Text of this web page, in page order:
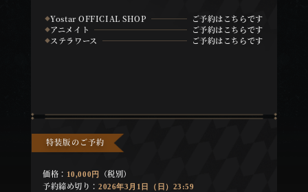
◆Yostar OFFICIAL SHOP ご予約はこちらです
◆アニメイト ご予約はこちらです
◆ステラワース ご予約はこちらです
特装版のご予約
価格： 10,000円
（税別）
予約締め切り： 2026年3月1日（日）23:59